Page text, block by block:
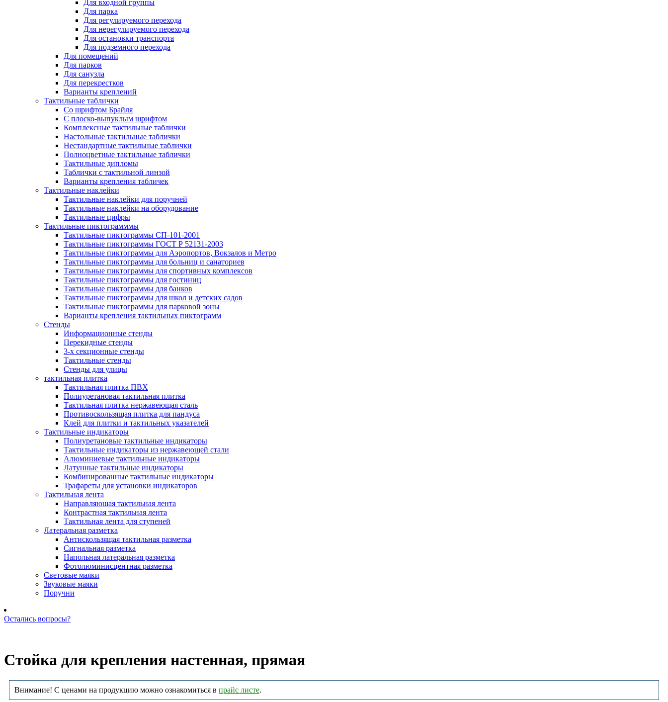
Для входной группы
Для парка
Для регулируемого перехода
Для нерегулируемого перехода
Для остановки транспорта
Для подземного перехода
Для помещений
Для парков
Для санузла
Для перекрестков
Варианты креплений
Тактильные таблички
Со шрифтом Брайля
С плоско-выпуклым шрифтом
Комплексные тактильные таблички
Настольные тактильные таблички
Нестандартные тактильные таблички
Полноцветные тактильные таблички
Тактильные дипломы
Таблички с тактильной линзой
Варианты крепления табличек
Тактильные наклейки
Тактильные наклейки для поручней
Тактильные наклейки на оборудование
Тактильные цифры
Тактильные пиктограмммы
Тактильные пиктограммы СП-101-2001
Тактильные пиктограммы ГОСТ Р 52131-2003
Тактильные пиктограммы для Аэропортов, Вокзалов и Метро
Тактильные пиктограммы для больниц и санаториев
Тактильные пиктограммы для спортивных комплексов
Тактильные пиктограммы для гостиниц
Тактильные пиктограммы для банков
Тактильные пиктограммы для школ и детских садов
Тактильные пиктограммы для парковой зоны
Варианты крепления тактильных пиктограмм
Стенды
Информационные стенды
Перекидные стенды
3-х секционные стенды
Тактильные стенды
Стенды для улицы
тактильная плитка
Тактильная плитка ПВХ
Полиуретановая тактильная плитка
Тактильная плитка нержавеющая сталь
Противоскользящая плитка для пандуса
Клей для плитки и тактильных указателей
Тактильные индикаторы
Полиуретановые тактильные индикаторы
Тактильные индикаторы из нержавеющей стали
Алюминиевые тактильные индикаторы
Латунные тактильные индикаторы
Комбинированные тактильные индикаторы
Трафареты для установки индикаторов
Тактильная лента
Направляющая тактильная лента
Контрастная тактильная лента
Тактильная лента для ступеней
Латеральная разметка
Антискользящая тактильная разметка
Сигнальная разметка
Напольная латеральная разметка
Фотолюминисцентная разметка
Световые маяки
Звуковые маяки
Поручни
Остались вопросы?
Стойка для крепления настенная, прямая
Внимание! С ценами на продукцию можно ознакомиться в прайс листе.